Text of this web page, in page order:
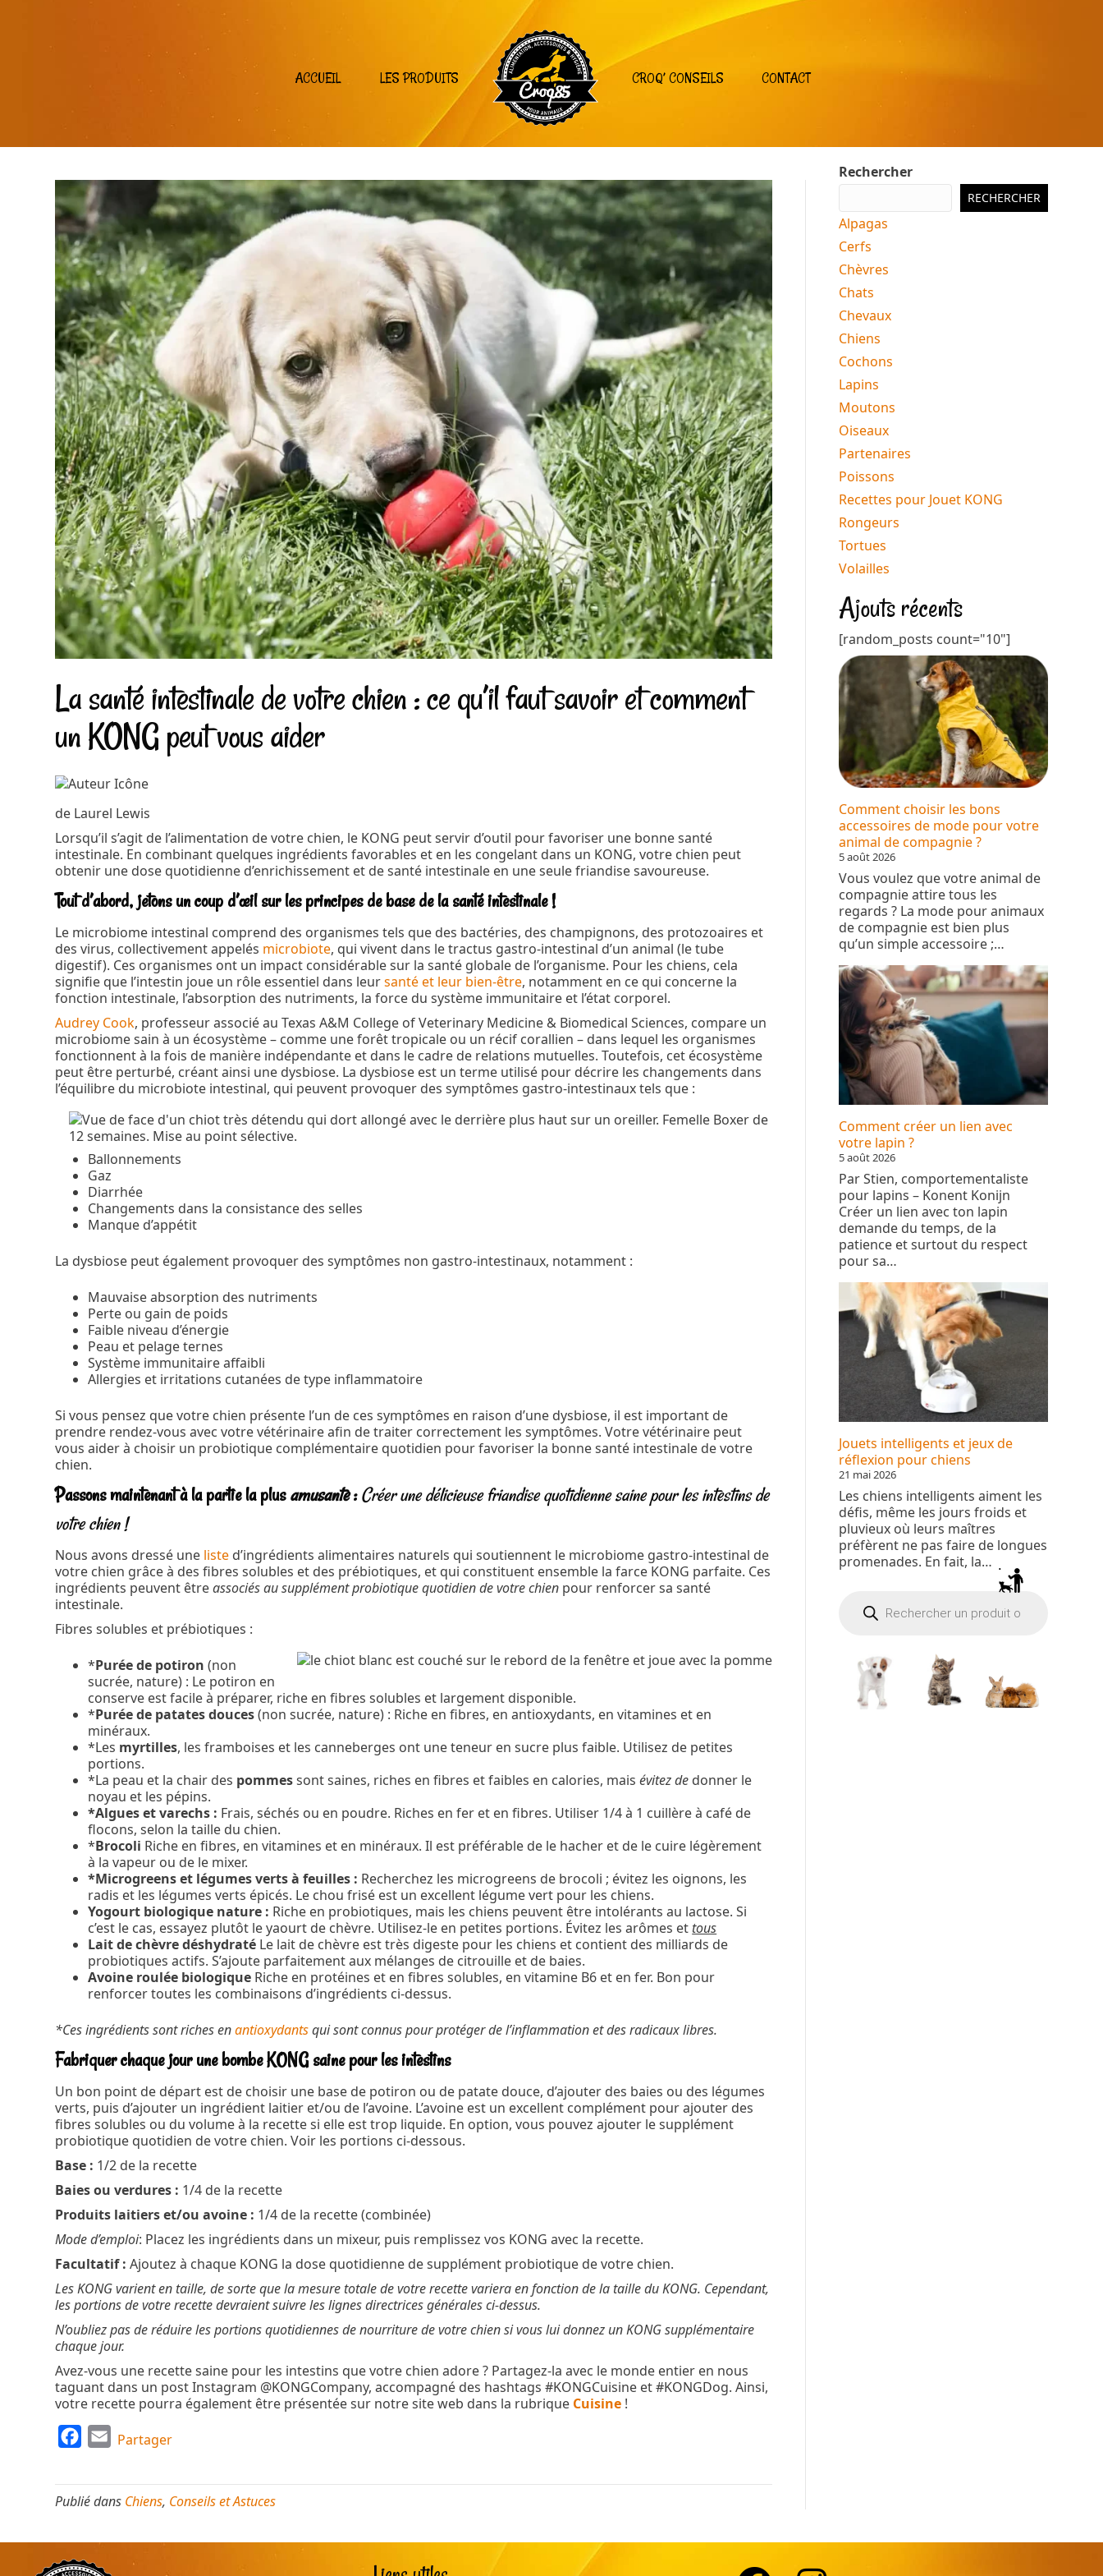
ACCUEIL LES PRODUITS CROQ’ CONSEILS CONTACT
La santé intestinale de votre chien : ce qu’il faut savoir et comment
un KONG peut vous aider
de Laurel Lewis
Lorsqu’il s’agit de l’alimentation de votre chien, le KONG peut servir d’outil pour favoriser une bonne santé
intestinale. En combinant quelques ingrédients favorables et en les congelant dans un KONG, votre chien peut
obtenir une dose quotidienne d’enrichissement et de santé intestinale en une seule friandise savoureuse.
Tout d’abord, jetons un coup d’œil sur les principes de base de la santé intestinale !
Le microbiome intestinal comprend des organismes tels que des bactéries, des champignons, des protozoaires et
des virus, collectivement appelés microbiote, qui vivent dans le tractus gastro-intestinal d’un animal (le tube
digestif). Ces organismes ont un impact considérable sur la santé globale de l’organisme. Pour les chiens, cela
signifie que l’intestin joue un rôle essentiel dans leursanté et leur bien-être, notamment en ce qui concerne la
fonction intestinale, l’absorption des nutriments, la force du système immunitaire et l’état corporel.
Audrey Cook, professeur associé au Texas A&M College of Veterinary Medicine & Biomedical Sciences, compare un
microbiome sain à un écosystème – comme une forêt tropicale ou un récif corallien – dans lequel les organismes
fonctionnent à la fois de manière indépendante et dans le cadre de relations mutuelles. Toutefois, cet écosystème
peut être perturbé, créant ainsi une dysbiose. La dysbiose est un terme utilisé pour décrire les changements dans
l’équilibre du microbiote intestinal, qui peuvent provoquer des symptômes gastro-intestinaux tels que :
Ballonnements
Gaz
Diarrhée
Changements dans la consistance des selles
Manque d’appétit
La dysbiose peut également provoquer des symptômes non gastro-intestinaux, notamment :
Mauvaise absorption des nutriments
Perte ou gain de poids
Faible niveau d’énergie
Peau et pelage ternes
Système immunitaire affaibli
Allergies et irritations cutanées de type inflammatoire
Si vous pensez que votre chien présente l’un de ces symptômes en raison d’une dysbiose, il est important de
prendre rendez-vous avec votre vétérinaire afin de traiter correctement les symptômes. Votre vétérinaire peut
vous aider à choisir un probiotique complémentaire quotidien pour favoriser la bonne santé intestinale de votre
chien.
Passons maintenant à la partie la plusamusante:Créer une délicieuse friandise quotidienne saine pour les intestins de
votre chien !
Nous avons dressé une liste d’ingrédients alimentaires naturels qui soutiennent le microbiome gastro-intestinal de
votre chien grâce à des fibres solubles et des prébiotiques, et qui constituent ensemble la farce KONG parfaite. Ces
ingrédients peuvent êtreassociés au supplément probiotique quotidien de votre chien pour renforcer sa santé
intestinale.
Fibres solubles et prébiotiques :
*Purée de potiron (non
sucrée, nature) : Le potiron en
conserve est facile à préparer, riche en fibres solubles et largement disponible.
*Purée de patates douces(non sucrée, nature) : Riche en fibres, en antioxydants, en vitamines et en
minéraux.
*Les myrtilles, les framboises et les canneberges ont une teneur en sucre plus faible. Utilisez de petites
portions.
*La peau et la chair des pommessont saines, riches en fibres et faibles en calories, maisévitez de donner le
noyau et les pépins.
*Algues et varechs : Frais, séchés ou en poudre. Riches en fer et en fibres. Utiliser 1/4 à 1 cuillère à café de
flocons, selon la taille du chien.
*Brocoli Riche en fibres, en vitamines et en minéraux. Il est préférable de le hacher et de le cuire légèrement
à la vapeur ou de le mixer.
*Microgreens et légumes verts à feuilles : Recherchez les microgreens de brocoli ; évitez les oignons, les
radis et les légumes verts épicés. Le chou frisé est un excellent légume vert pour les chiens.
Yogourt biologique nature : Riche en probiotiques, mais les chiens peuvent être intolérants au lactose. Si
c’est le cas, essayez plutôt le yaourt de chèvre. Utilisez-le en petites portions. Évitez les arômes et tous
Lait de chèvre déshydraté Le lait de chèvre est très digeste pour les chiens et contient des milliards de
probiotiques actifs. S’ajoute parfaitement aux mélanges de citrouille et de baies.
Avoine roulée biologique Riche en protéines et en fibres solubles, en vitamine B6 et en fer. Bon pour
renforcer toutes les combinaisons d’ingrédients ci-dessus.
*Ces ingrédients sont riches enantioxydantsqui sont connus pour protéger de l’inflammation et des radicaux libres.
Fabriquer chaque jour une bombe KONG saine pour les intestins
Un bon point de départ est de choisir une base de potiron ou de patate douce, d’ajouter des baies ou des légumes
verts, puis d’ajouter un ingrédient laitier et/ou de l’avoine. L’avoine est un excellent complément pour ajouter des
fibres solubles ou du volume à la recette si elle est trop liquide. En option, vous pouvez ajouter le supplément
probiotique quotidien de votre chien. Voir les portions ci-dessous.
Base : 1/2 de la recette
Baies ou verdures : 1/4 de la recette
Produits laitiers et/ou avoine : 1/4 de la recette (combinée)
Mode d’emploi: Placez les ingrédients dans un mixeur, puis remplissez vos KONG avec la recette.
Facultatif :Ajoutez à chaque KONG la dose quotidienne de supplément probiotique de votre chien.
Les KONG varient en taille, de sorte que la mesure totale de votre recette variera en fonction de la taille du KONG. Cependant,
les portions de votre recette devraient suivre les lignes directrices générales ci-dessus.
N’oubliez pas de réduire les portions quotidiennes de nourriture de votre chien si vous lui donnez un KONG supplémentaire
chaque jour.
Avez-vous une recette saine pour les intestins que votre chien adore ? Partagez-la avec le monde entier en nous
taguant dans un post Instagram @KONGCompany, accompagné des hashtags #KONGCuisine et #KONGDog. Ainsi,
votre recette pourra également être présentée sur notre site web dans la rubrique Cuisine !
c
e
E
a
i
Partager
Publié dans Chiens, Conseils et Astuces
Rechercher
RECHERCHER
Alpagas
Cerfs
Chèvres
Chats
Chevaux
Chiens
Cochons
Lapins
Moutons
Oiseaux
Partenaires
Poissons
Recettes pour Jouet KONG
Rongeurs
Tortues
Volailles
Ajouts récents
[random_posts count="10"]
Comment choisir les bons
accessoires de mode pour votre
animal de compagnie ?
5 août 2026
Vous voulez que votre animal de
compagnie attire tous les
regards ? La mode pour animaux
de compagnie est bien plus
qu’un simple accessoire ;…
Comment créer un lien avec
votre lapin ?
5 août 2026
Par Stien, comportementaliste
pour lapins – Konent Konijn
Créer un lien avec ton lapin
demande du temps, de la
patience et surtout du respect
pour sa…
Jouets intelligents et jeux de
réflexion pour chiens
21 mai 2026
Les chiens intelligents aiment les
défis, même les jours froids et
pluvieux où leurs maîtres
préfèrent ne pas faire de longues
promenades. En fait, la…
produits